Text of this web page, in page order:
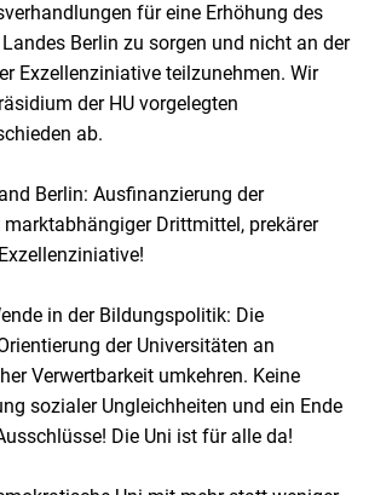
für eine Erhöhung des
Berlin zu sorgen und nicht an der
Exzellenziniative teilzunehmen. Wir
der HU vorgelegten
ab.
Berlin: Ausfinanzierung der
Drittmittel, prekärer
in der Bildungspolitik: Die
der Universitäten an
Verwertbarkeit umkehren. Keine
sozialer Ungleichheiten und ein Ende
Die Uni ist für alle da!